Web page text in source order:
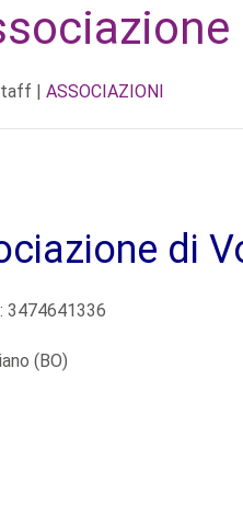
| ASSOCIAZIONI
di
3474641336
(BO)